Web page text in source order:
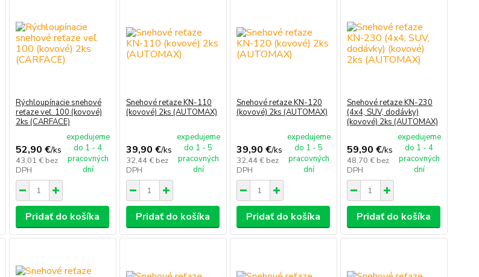
Rýchloupínacie snehové
reťaze veľ. 100 (kovové)
2ks (CARFACE)
52,90 €/ks
43,01 € bez
DPH
expedujeme
do 1 - 4
pracovných
dní
Pridať do košíka
Snehové reťaze KN-110
(kovové) 2ks (AUTOMAX)
39,90 €/ks
32,44 € bez
DPH
expedujeme
do 1 - 5
pracovných
dní
Pridať do košíka
Snehové reťaze KN-120
(kovové) 2ks (AUTOMAX)
39,90 €/ks
32,44 € bez
DPH
expedujeme
do 1 - 5
pracovných
dní
Pridať do košíka
Snehové reťaze KN-230
(4x4, SUV, dodávky)
(kovové) 2ks (AUTOMAX)
59,90 €/ks
48,70 € bez
DPH
expedujeme
do 1 - 4
pracovných
dní
Pridať do košíka